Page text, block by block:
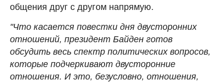
общения друг с другом напрямую.
"Что касается повестки дня двусторонних
отношений, президент Байден готов
обсудить весь спектр политических вопросов,
которые подчеркивают двусторонние
отношения. И это, безусловно, отношения,